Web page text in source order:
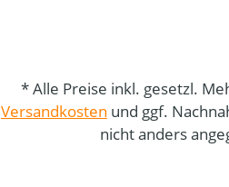
* Alle Preise inkl. gesetzl.
Versandkosten und ggf.
nicht anders